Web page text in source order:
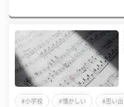
#小学校 #懐かしい #思い出